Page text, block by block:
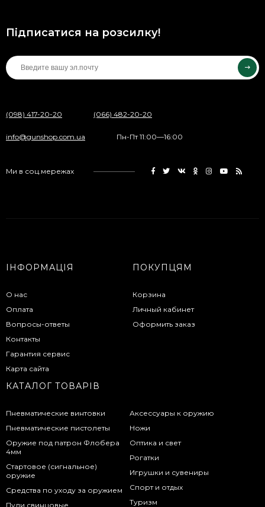
Підписатися на розсилку!
(098) 417-20-20 (066) 482-20-20
info@gunshop.com.ua Пн-Пт 11:00—16:00
Ми в соц.мережах
ІНФОРМАЦІЯ
О нас
Оплата
Вопросы-ответы
Контакты
Гарантия сервис
Карта сайта
ПОКУПЦЯМ
Корзина
Личный кабинет
Оформить заказ
КАТАЛОГ ТОВАРІВ
Пневматические винтовки
Пневматические пистолеты
Оружие под патрон Флобера
4мм
Стартовое (сигнальное)
оружие
Средства по уходу за оружием
Пули свинцовые
Аксессуары к оружию
Ножи
Оптика и свет
Рогатки
Игрушки и сувениры
Спорт и отдых
Туризм